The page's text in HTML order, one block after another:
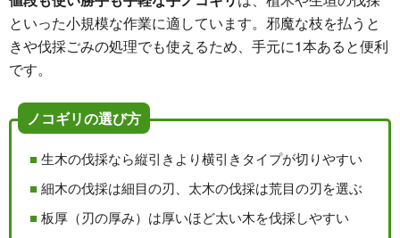
といった小規模な作業に適しています。邪魔な枝を払うと
きや伐採ごみの処理でも使えるため、手元に1本あると便利
です。
ノコギリの選び方
生木の伐採なら縦引きより横引きタイプが切りやすい
細木の伐採は細目の刃、太木の伐採は荒目の刃を選ぶ
板厚（刃の厚み）は厚いほど太い木を伐採しやすい